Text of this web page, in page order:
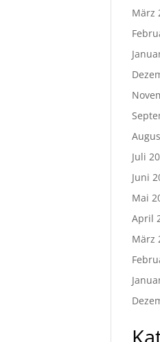
März
Juli
Juni
Mai
April
März